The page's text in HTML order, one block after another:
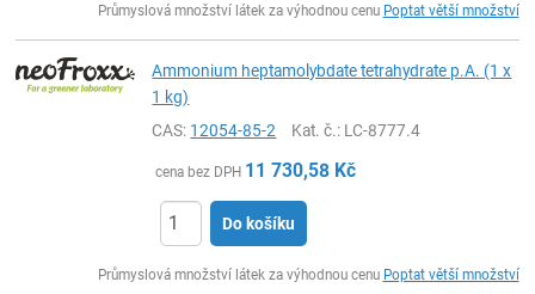
Průmyslová množství látek za výhodnou cenu Poptat větší množství
Ammonium heptamolybdate tetrahydrate p.A. (1 x
1 kg)
CAS: 12054-85-2 Kat. č.: LC-8777.4
cena bez DPH 11 730,58 Kč
Do košíku
Průmyslová množství látek za výhodnou cenu Poptat větší množství